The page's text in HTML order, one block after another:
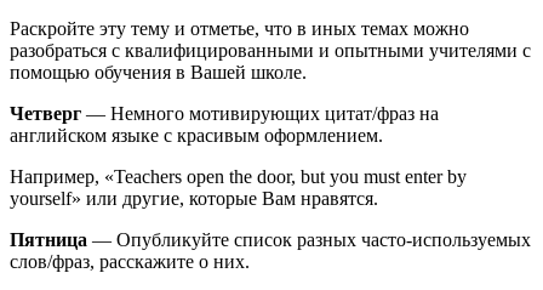
Раскройте эту тему и отметье, что в иных темах можно
разобраться с квалифицированными и опытными учителями с
помощью обучения в Вашей школе.
Четверг — Немного мотивирующих цитат/фраз на
английском языке с красивым оформлением.
Например, «Teachers open the door, but you must enter by
yourself» или другие, которые Вам нравятся.
Пятница — Опубликуйте список разных часто-используемых
слов/фраз, расскажите о них.